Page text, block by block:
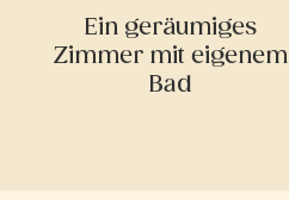
Ein geräumiges
Zimmer mit eigenem
Bad